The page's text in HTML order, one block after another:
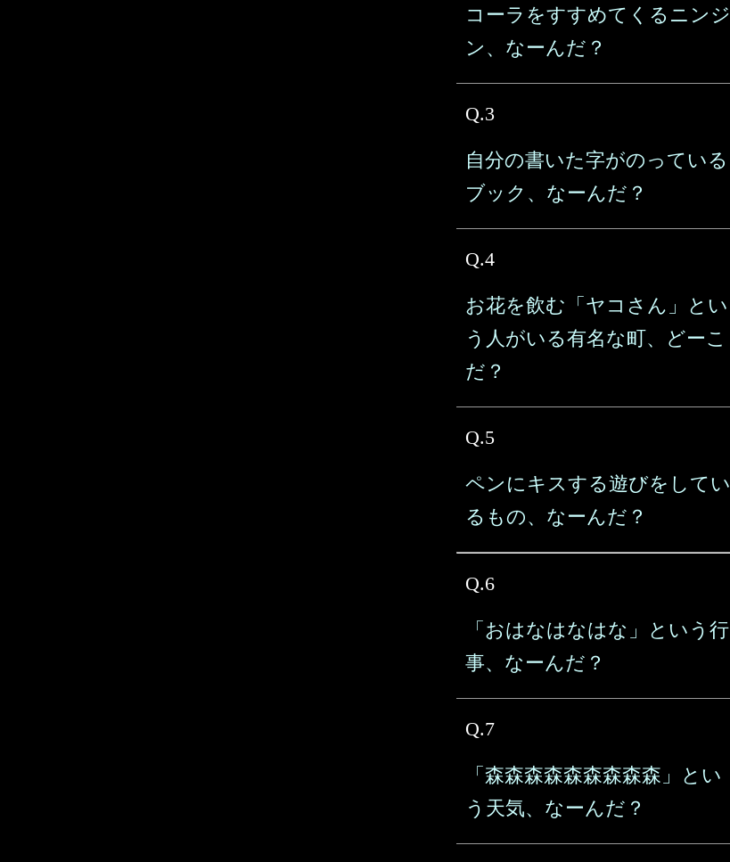
コーラをすすめてくるニンジ
ン、なーんだ？
Q.3
自分の書いた字がのっている
ブック、なーんだ？
Q.4
お花を飲む「ヤコさん」とい
う人がいる有名な町、どーこ
だ？
Q.5
ペンにキスする遊びをしてい
るもの、なーんだ？
Q.6
「おはなはなはな」という行
事、なーんだ？
Q.7
「森森森森森森森森森」とい
う天気、なーんだ？